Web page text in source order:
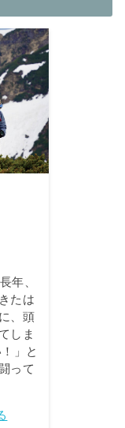
年、
たは
、頭
しま
」と
って